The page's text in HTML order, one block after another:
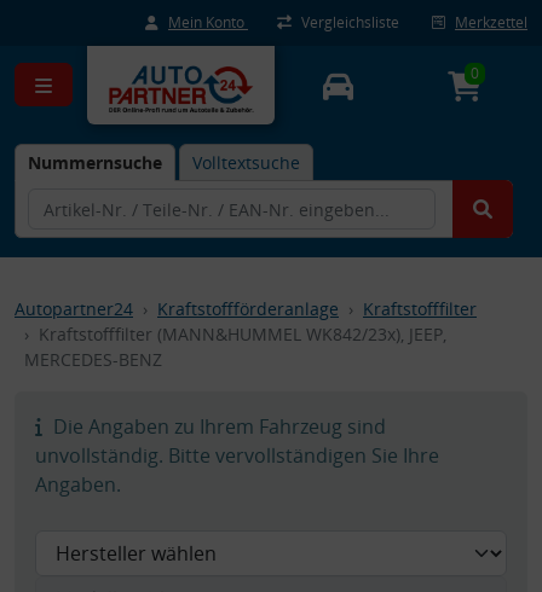
Mein Konto Vergleichsliste Merkzettel
Nummernsuche Volltextsuche
0
Autopartner24 Kraftstoffförderanlage
Kraftstofffilter
Kraftstofffilter (MANN&HUMMEL WK842/23x), JEEP,
MERCEDES-BENZ
Die Angaben zu Ihrem Fahrzeug sind
unvollständig. Bitte vervollständigen Sie Ihre
Angaben.